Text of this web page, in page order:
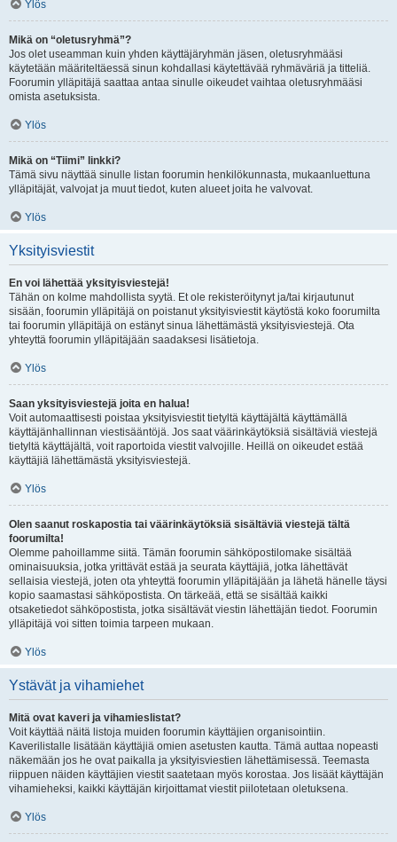
Ylös
Mikä on “oletusryhmä”?
Jos olet useamman kuin yhden käyttäjäryhmän jäsen, oletusryhmääsi
käytetään määriteltäessä sinun kohdallasi käytettävää ryhmäväriä ja titteliä.
Foorumin ylläpitäjä saattaa antaa sinulle oikeudet vaihtaa oletusryhmääsi
omista asetuksista.
Ylös
Mikä on “Tiimi” linkki?
Tämä sivu näyttää sinulle listan foorumin henkilökunnasta, mukaanluettuna
ylläpitäjät, valvojat ja muut tiedot, kuten alueet joita he valvovat.
Ylös
Yksityisviestit
En voi lähettää yksityisviestejä!
Tähän on kolme mahdollista syytä. Et ole rekisteröitynyt ja/tai kirjautunut
sisään, foorumin ylläpitäjä on poistanut yksityisviestit käytöstä koko foorumilta
tai foorumin ylläpitäjä on estänyt sinua lähettämästä yksityisviestejä. Ota
yhteyttä foorumin ylläpitäjään saadaksesi lisätietoja.
Ylös
Saan yksityisviestejä joita en halua!
Voit automaattisesti poistaa yksityisviestit tietyltä käyttäjältä käyttämällä
käyttäjänhallinnan viestisääntöjä. Jos saat väärinkäytöksiä sisältäviä viestejä
tietyltä käyttäjältä, voit raportoida viestit valvojille. Heillä on oikeudet estää
käyttäjiä lähettämästä yksityisviestejä.
Ylös
Olen saanut roskapostia tai väärinkäytöksiä sisältäviä viestejä tältä
foorumilta!
Olemme pahoillamme siitä. Tämän foorumin sähköpostilomake sisältää
ominaisuuksia, jotka yrittävät estää ja seurata käyttäjiä, jotka lähettävät
sellaisia viestejä, joten ota yhteyttä foorumin ylläpitäjään ja lähetä hänelle täysi
kopio saamastasi sähköpostista. On tärkeää, että se sisältää kaikki
otsaketiedot sähköpostista, jotka sisältävät viestin lähettäjän tiedot. Foorumin
ylläpitäjä voi sitten toimia tarpeen mukaan.
Ylös
Ystävät ja vihamiehet
Mitä ovat kaveri ja vihamieslistat?
Voit käyttää näitä listoja muiden foorumin käyttäjien organisointiin.
Kaverilistalle lisätään käyttäjiä omien asetusten kautta. Tämä auttaa nopeasti
näkemään jos he ovat paikalla ja yksityisviestien lähettämisessä. Teemasta
riippuen näiden käyttäjien viestit saatetaan myös korostaa. Jos lisäät käyttäjän
vihamieheksi, kaikki käyttäjän kirjoittamat viestit piilotetaan oletuksena.
Ylös